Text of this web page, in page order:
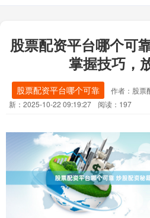
股票配资平台哪个可
掌握技巧，
股票配资平台哪个可靠 作者：股票
新：2025-10-22 09:19:27
阅读：197